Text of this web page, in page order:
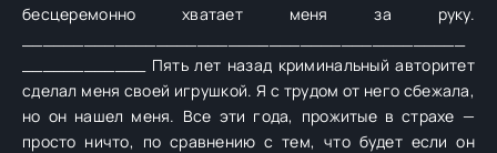
бесцеремонно хватает меня за руку.
____________ Пять лет назад криминальный авторитет
сделал меня своей игрушкой. Я с трудом от него сбежала,
но он нашел меня. Все эти года, прожитые в страхе —
просто ничто, по сравнению с тем, что будет если он